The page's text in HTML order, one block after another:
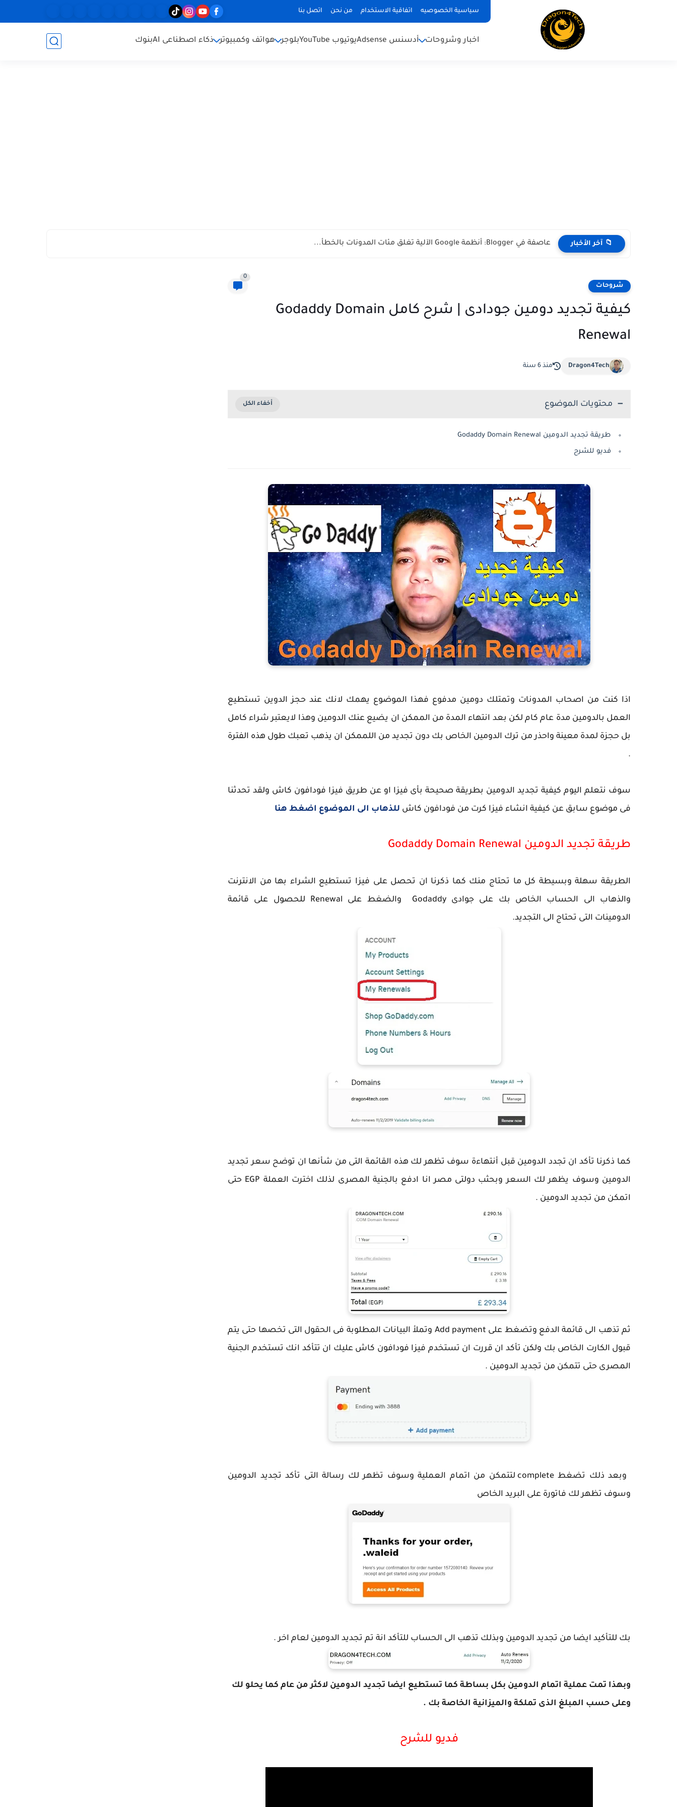
سياسية الخصوصيه اتفاقية الاستخدام من نحن اتصل بنا
اخبار وشروحات أدسنس Adsense يوتيوب YouTube بلوجر هواتف وكمبيوتر ذكاء اصطناعى AI بنوك
📁 آخر الأخبار عاصفة في Blogger: أنظمة Google الآلية تغلق مئات المدونات بالخطأ...
شروحات
0
كيفية تجديد دومين جودادى | شرح كامل Godaddy Domain
Renewal
Dragon4Tech منذ 6 سنة
محتويات الموضوع
طريقة تجديد الدومين Godaddy Domain Renewal
فديو للشرح
اذا كنت من اصحاب المدونات وتمتلك دومين مدفوع فهذا الموضوع يهمك لانك عند حجز الدوين تستطيع
العمل بالدومين مدة عام كام لكن بعد انتهاء المدة من الممكن ان يضيع عنك الدومين وهذا لايعتبر شراء كامل
بل حجزة لمدة معينة واحذر من ترك الدومين الخاص بك دون تجديد من اللممكن ان يذهب تعبك طول هذه الفترة
.
سوف نتعلم اليوم كيفية تجديد الدومين بطريقة صحيحة بأى فيزا او عن طريق فيزا فودافون كاش ولقد تحدثنا
فى موضوع سابق عن كيفية انشاء فيزا كرت من فودافون كاش للذهاب الى الموضوع اضغط هنا
طريقة تجديد الدومين Godaddy Domain Renewal
الطريقة سهلة وبسيطة كل ما تحتاج منك كما ذكرنا ان تحصل على فيزا تستطيع الشراء بها من الانترنت
والذهاب الى الحساب الخاص بك على جوادى Godaddy والضغط على Renewal للحصول على قائمة
الدومينات التى تحتاج الى التجديد.
كما ذكرنا تأكد ان تجدد الدومين قبل أنتهاءة سوف تظهر لك هذه القائمة التى من شأنها ان توضح سعر تجديد
الدومين وسوف يظهر لك السعر وبحثب دولتى مصر انا ادفع بالجنية المصرى لذلك اخترت العملة EGP حتى
اتمكن من تجديد الدومين .
ثم تذهب الى قائمة الدفع وتضغط على Add payment وتملأ البيانات المطلوبة فى الحقول التى تخصها حتى يتم
قبول الكارت الخاص بك ولكن تأكد ان قررت ان تستخدم فيزا فودافون كاش عليك ان تتأكد انك تستخدم الجنية
المصرى حتى تتمكن من تجديد الدومين .
وبعد ذلك تضغط complete لتتمكن من اتمام العملية وسوف تظهر لك رسالة التى تأكد تجديد الدومين
وسوف تظهر لك فاتورة على البريد الخاص
بك للتأكيد ايضا من تجديد الدومين وبذلك تذهب الى الحساب للتأكد انة تم تجديد الدومين لعام اخر .
وبهذا تمت عملية اتمام الدومين بكل بساطة كما تستطيع ايضا تجديد الدومين لاكثر من عام كما يحلو لك
وعلى حسب المبلغ الذى تملكة والميزانية الخاصة بك .
فديو للشرح